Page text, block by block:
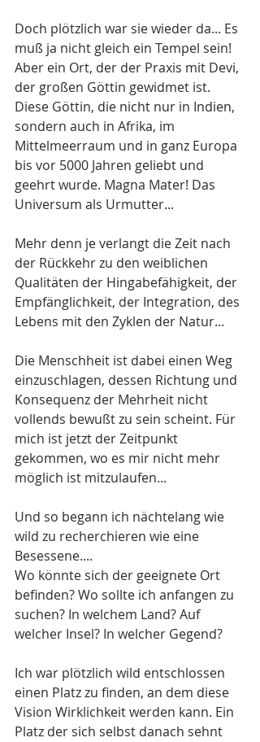
Doch plötzlich war sie wieder da... Es
muß ja nicht gleich ein Tempel sein!
Aber ein Ort, der der Praxis mit Devi,
der großen Göttin gewidmet ist.
Diese Göttin, die nicht nur in Indien,
sondern auch in Afrika, im
Mittelmeerraum und in ganz Europa
bis vor 5000 Jahren geliebt und
geehrt wurde. Magna Mater! Das
Universum als Urmutter...
Mehr denn je verlangt die Zeit nach
der Rückkehr zu den weiblichen
Qualitäten der Hingabefähigkeit, der
Empfänglichkeit, der Integration, des
Lebens mit den Zyklen der Natur...
Die Menschheit ist dabei einen Weg
einzuschlagen, dessen Richtung und
Konsequenz der Mehrheit nicht
vollends bewußt zu sein scheint. Für
mich ist jetzt der Zeitpunkt
gekommen, wo es mir nicht mehr
möglich ist mitzulaufen...
Und so begann ich nächtelang wie
wild zu recherchieren wie eine
Besessene....
Wo könnte sich der geeignete Ort
befinden? Wo sollte ich anfangen zu
suchen? In welchem Land? Auf
welcher Insel? In welcher Gegend?
Ich war plötzlich wild entschlossen
einen Platz zu finden, an dem diese
Vision Wirklichkeit werden kann. Ein
Platz der sich selbst danach sehnt